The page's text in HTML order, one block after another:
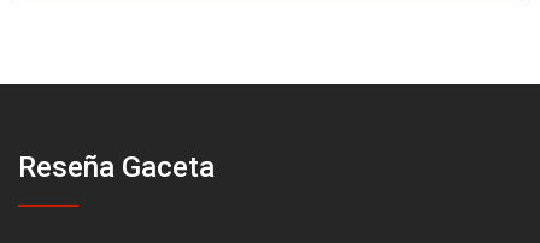
Reseña Gaceta